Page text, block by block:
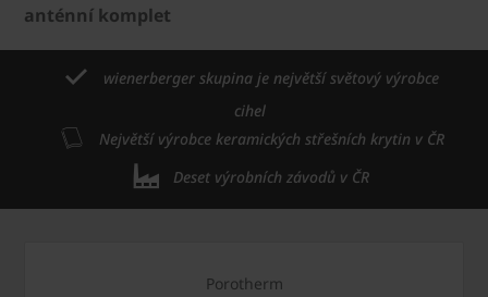
anténní komplet
wienerberger skupina je největší světový výrobce
cihel
Největší výrobce keramických střešních krytin v ČR
Deset výrobních závodů v ČR
Porotherm